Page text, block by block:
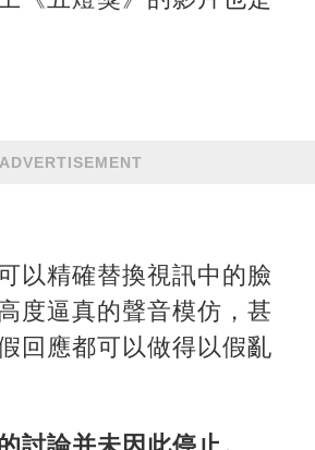
ADVERTISEMENT
以精確替換視訊中的臉
度逼真的聲音模仿，甚
回應都可以做得以假亂